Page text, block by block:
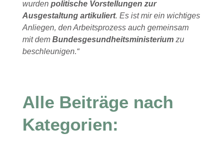
wurden politische Vorstellungen zur
Ausgestaltung artikuliert. Es ist mir ein wichtiges
Anliegen, den Arbeitsprozess auch gemeinsam
mit dem Bundesgesundheitsministerium zu
beschleunigen.“
Alle Beiträge nach
Kategorien: